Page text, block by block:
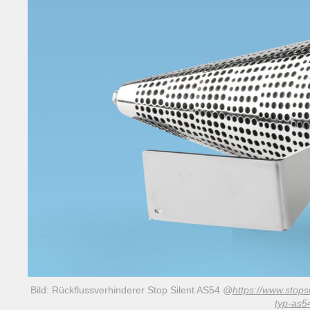
Bild: Rückflussverhinderer Stop Silent AS54 @https://
typ-